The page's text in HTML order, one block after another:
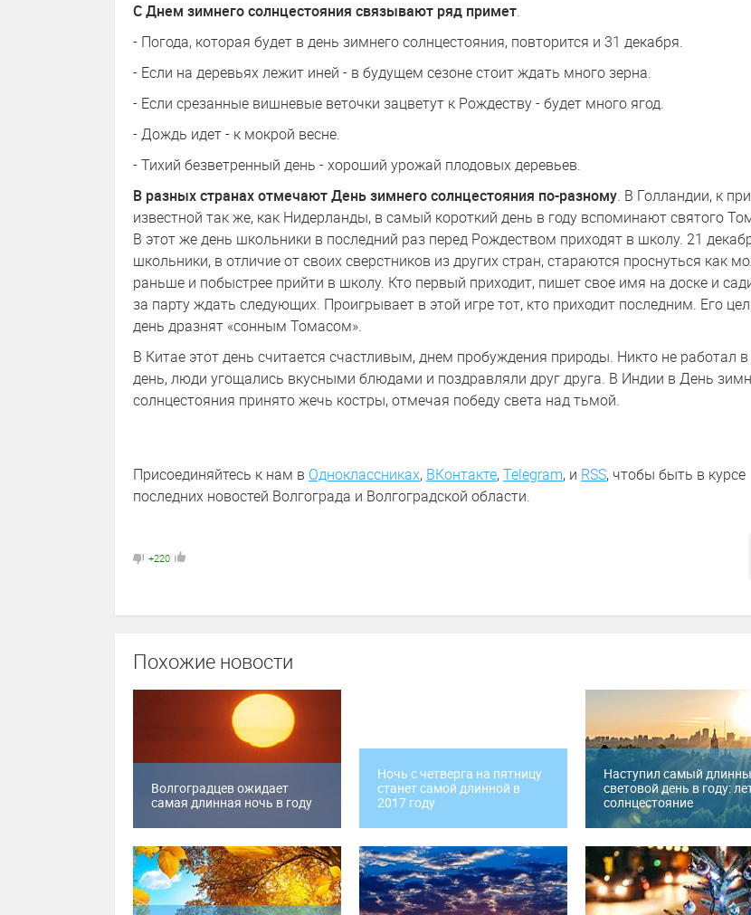
С Днем зимнего солнцестояния связывают ряд примет.
- Погода, которая будет в день зимнего солнцестояния, повторится и 31 декабря.
- Если на деревьях лежит иней - в будущем сезоне стоит ждать много зерна.
- Если срезанные вишневые веточки зацветут к Рождеству - будет много ягод.
- Дождь идет - к мокрой весне.
- Тихий безветренный день - хороший урожай плодовых деревьев.
В разных странах отмечают День зимнего солнцестояния по-разному. В Голландии, к
известной так же, как Нидерланды, в самый короткий день в году вспоминают святого
В этот же день школьники в последний раз перед Рождеством приходят в школу. 21
школьники, в отличие от своих сверстников из других стран, стараются проснуться как
раньше и побыстрее прийти в школу. Кто первый приходит, пишет свое имя на доске и
за парту ждать следующих. Проигрывает в этой игре тот, кто приходит последним. Его
день дразнят «сонным Томасом».
В Китае этот день считается счастливым, днем пробуждения природы. Никто не работал в
день, люди угощались вкусными блюдами и поздравляли друг друга. В Индии в День
солнцестояния принято жечь костры, отмечая победу света над тьмой.
Присоединяйтесь к нам в Одноклассниках, ВКонтакте,Telegram, и RSS, чтобы быть в курсе
последних новостей Волгограда и Волгоградской области.
+220
Похожие новости
Волгоградцев ожидает
самая длинная ночь в году
Ночь с четверга на пятницу
станет самой длинной в
2017 году
Наступил самый
световой день в году:
солнцестояние